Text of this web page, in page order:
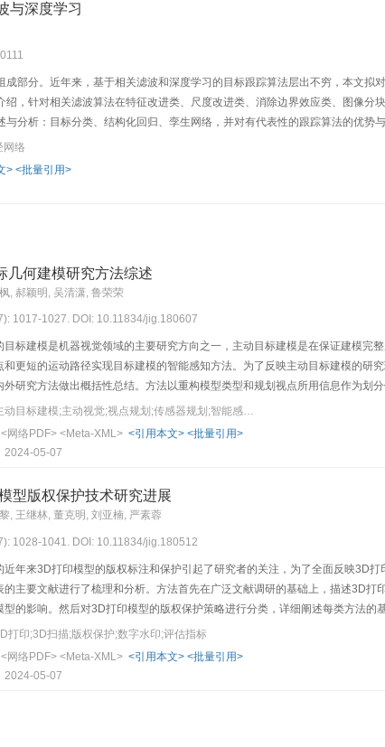
与深度学习
部分。近年来，基于相关滤波和深度学习的目标跟踪算法层出不穷，本文拟
，针对相关滤波算法在特征改进类、尺度改进类、消除边界效应类、图像分
分析：目标分类、结构化回归、孪生网络，并对有代表性的跟踪算法的优势
制的改进算法，总结各阶段算法的优缺点。对目标跟踪算法的最新进展进行阐
秀，但对于复杂背景干扰、相似物遮挡等情况仍然需要优化。深层的卷积特
学习的跟踪算法则更侧重于跟踪的性能，大多无法满足实时性。孪生神经网络
网络
> <批量引用>
几何建模研究方法综述
, 郝颖明, 吴清潇, 鲁荣荣
1017-1027. DOI: 10.11834/jig.180607
目标建模是机器视觉领域的主要研究方向之一，主动目标建模是在保证建模完
和更短的运动路径实现目标建模的智能感知方法。为了反映主动目标建模的研
外研究方法做出概括性总结。方法以重构模型类型和规划视点所用信息作为划
模方法、基于搜索的目标建模方法和两者相结合的方法3大类，重点对前两类方
及的问题，然后对相关问题的主要研究方法进行归纳和分析，最后将各个问题
并对各类方法的优势和局限性进行了总结。结果各类主动目标建模算法在适用
简单，但仅适用于表面简单的目标建模。基于搜索的目标建模方法能够量化地
法有更大的解决空间，有更多的研究成果产生。将二者涉及问题的不同研究方
关键词：主动目标建模;主动视觉;视点规划;传感器规划;智能感知
<网络PDF> <Meta-XML> <引用本文> <批量引用>
2024-05-07
型版权保护技术研究进展
, 王继林, 董克明, 刘亚楠, 严素蓉
1028-1041. DOI: 10.11834/jig.180512
近年来3D打印模型的版权标注和保护引起了研究者的关注，为了全面反映3D
的主要文献进行了梳理和分析。方法首先在广泛文献调研的基础上，描述3D打
型的影响。然后对3D打印模型的版权保护策略进行分类，详细阐述每类方法的
印方法与传统网格水印算法和抗3D打印—扫描攻击的性能进行比较。结果基于
具有一定隐蔽性的版权标识，但在提取微结构体等信息时需要借助一些专用设
下的相似性变换、剪切、噪声、细分、量化、光顺等攻击，又能有效抵抗3D模
打印;3D扫描;版权保护;数字水印;评估指标
<网络PDF> <Meta-XML> <引用本文> <批量引用>
2024-05-07